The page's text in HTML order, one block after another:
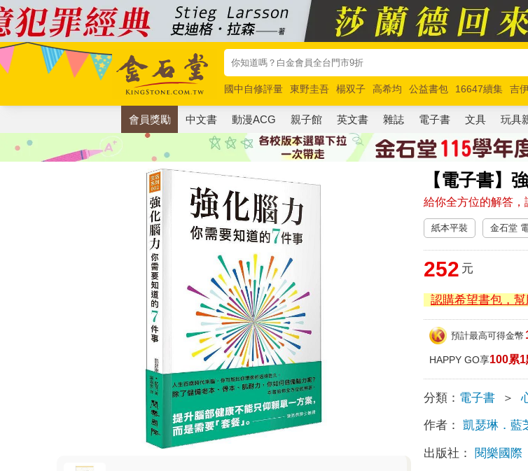
國中自修評量 東野圭吾 楊双子 高希均 公益書包 16647續集 吉
唯紅花綻放
奧德賽 路邊攤新作 馬斯克 玩具總動員5 超慢跑
會員獎勵 中文書 動漫ACG 親子館 英文書 雜誌 電子書 文具 玩具
【電子書】
給你全方位的解答，
紙本平裝 金石堂
252 元
認購希望書包，
預計最高可得金幣
HAPPY GO享100累
分類： 電子書 ＞
作者： 凱瑟琳．藍
出版社： 閱樂國際